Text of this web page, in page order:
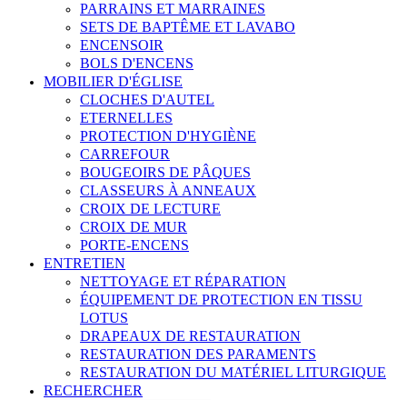
PARRAINS ET MARRAINES
SETS DE BAPTÊME ET LAVABO
ENCENSOIR
BOLS D'ENCENS
MOBILIER D'ÉGLISE
CLOCHES D'AUTEL
ETERNELLES
PROTECTION D'HYGIÈNE
CARREFOUR
BOUGEOIRS DE PÂQUES
CLASSEURS À ANNEAUX
CROIX DE LECTURE
CROIX DE MUR
PORTE-ENCENS
ENTRETIEN
NETTOYAGE ET RÉPARATION
ÉQUIPEMENT DE PROTECTION EN TISSU
LOTUS
DRAPEAUX DE RESTAURATION
RESTAURATION DES PARAMENTS
RESTAURATION DU MATÉRIEL LITURGIQUE
RECHERCHER